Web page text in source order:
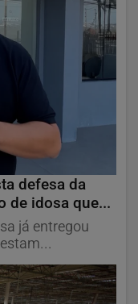
defesa da
de idosa que...
já entregou